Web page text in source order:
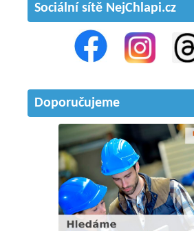
Sociální sítě NejChlapi.cz
Doporučujeme